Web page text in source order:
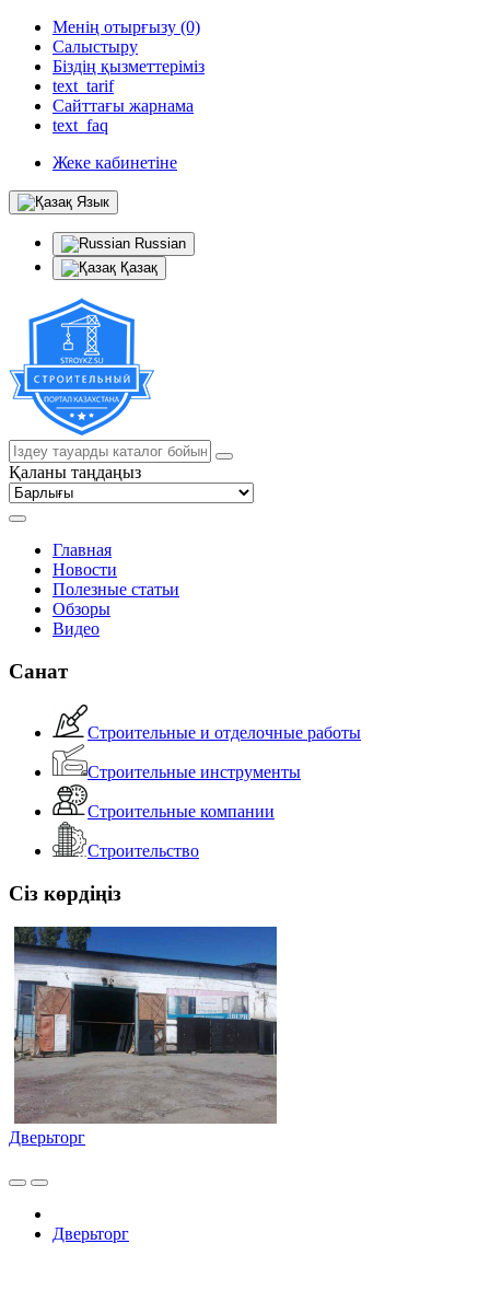
Менің отырғызу (0)
Салыстыру
Біздің қызметтеріміз
text_tarif
Сайттағы жарнама
text_faq
Жеке кабинетіне
Язык
Russian
Қазақ
Қаланы таңдаңыз
Главная
Новости
Полезные статьи
Обзоры
Видео
Санат
Строительные и отделочные работы
Строительные инструменты
Строительные компании
Строительство
Сіз көрдіңіз
Дверьторг
Дверьторг